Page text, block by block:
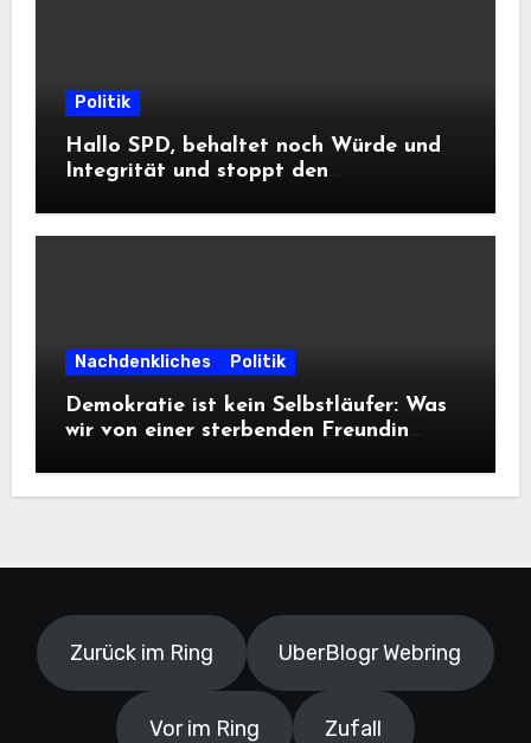
Politik
Hallo SPD, behaltet noch Würde und
Integrität und stoppt den
Informationsfreiheit!
Nachdenkliches Politik
Demokratie ist kein Selbstläufer: Was
wir von einer sterbenden Freundin
Zurück im Ring UberBlogr Webring
Vor im Ring Zufall